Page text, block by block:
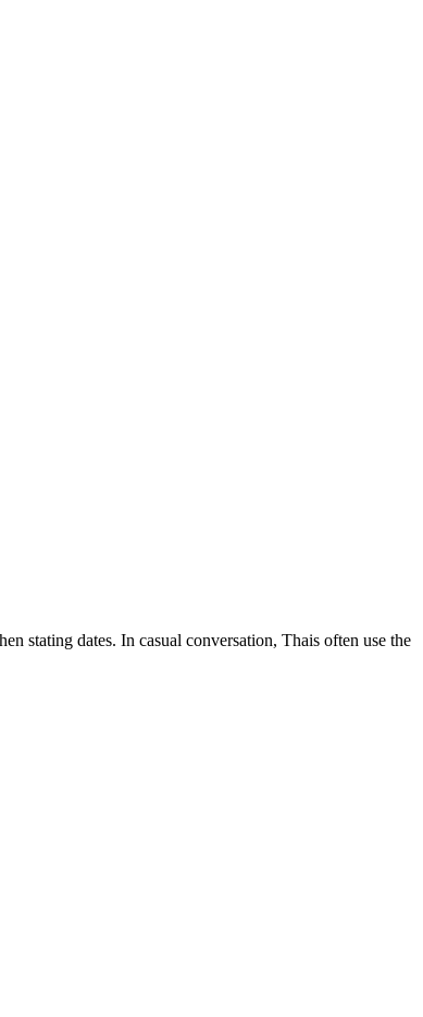
stating dates. In casual conversation, Thais often use the